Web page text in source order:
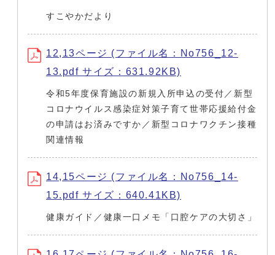
すこやかだより
12,13ページ (ファイル名：No756_12-
13.pdf サイズ：631.92KB)
令和5年度保育施設の新規入所申込の受付／新型
コロナウイルス感染症対策子育て世帯応援給付金
の申請はお済みですか／新型コロナワクチン接種
関連情報
14,15ページ (ファイル名：No756_14-
15.pdf サイズ：640.41KB)
健康ガイド／健康一口メモ「口腔ケアの大切さ」